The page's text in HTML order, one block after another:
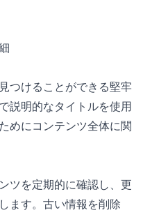
つけることができる堅牢
説明的なタイトルを使用
めにコンテンツ全体に関
ツを定期的に確認し、更
ます。古い情報を削除